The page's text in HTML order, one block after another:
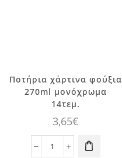
Ποτήρια χάρτινα φούξια
270ml μονόχρωμα
14τεμ.
3,65€
Ποτήρια